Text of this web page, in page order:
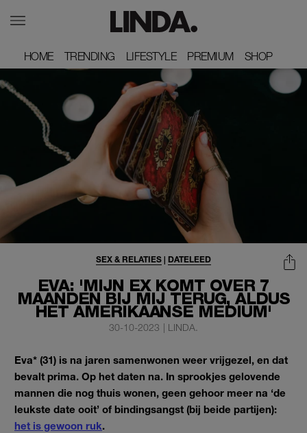
HOME
HOME TRENDING
TRENDING LIFESTYLE
LIFESTYLE PREMIUM
PREMIUM SHOP
SHOP
EVA: 'MIJN EX KOMT OVER 7
MAANDEN BIJ MIJ TERUG, ALDUS
HET AMERIKAANSE MEDIUM'
SEX & RELATIES | DATELEED
30-10-2023 | LINDA.
Eva* (31) is na jaren samenwonen weer vrijgezel, en dat
bevalt prima. Op het daten na. In sprookjes gelovende
mannen die nog thuis wonen, geen gehoor meer na ‘de
leukste date ooit’ of bindingsangst (bij beide partijen):
het is gewoon ruk.